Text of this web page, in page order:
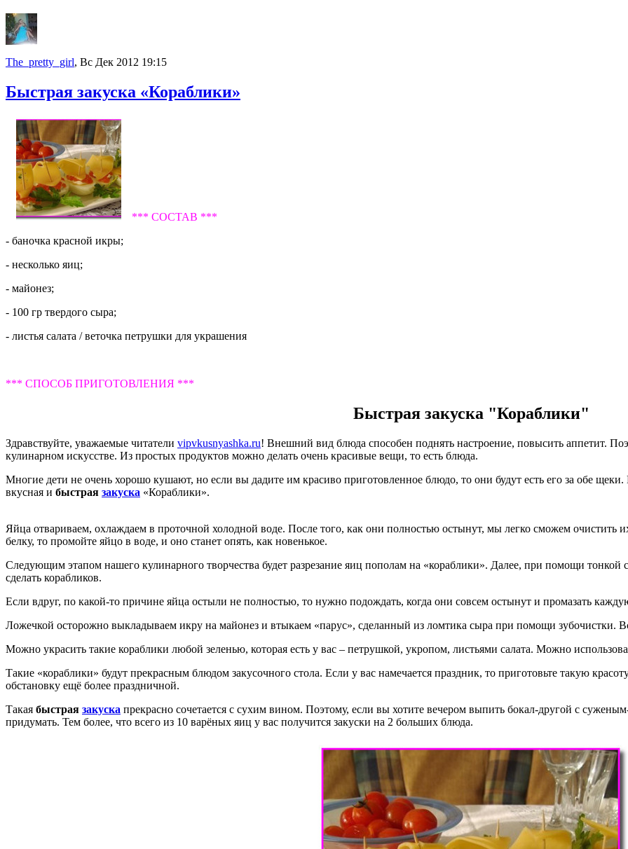
The_pretty_girl, Вс Дек 2012 19:15
Быстрая закуска «Кораблики»
*** СОСТАВ ***
- баночка красной икры;
- несколько яиц;
- майонез;
- 100 гр твердого сыра;
- листья салата / веточка петрушки для украшения
*** СПОСОБ ПРИГОТОВЛЕНИЯ ***
Быстрая закуска "Кораблики"
Здравствуйте, уважаемые читатели vipvkusnyashka.ru! Внешний вид блюда способен поднять настроение, повысить аппетит.
кулинарном искусстве. Из простых продуктов можно делать очень красивые вещи, то есть блюда.
Многие дети не очень хорошо кушают, но если вы дадите им красиво приготовленное блюдо, то они будут есть его за обе
вкусная и быстрая закуска «Кораблики».
Яйца отвариваем, охлаждаем в проточной холодной воде. После того, как они полностью остынут, мы легко сможем очистить
белку, то промойте яйцо в воде, и оно станет опять, как новенькое.
Следующим этапом нашего кулинарного творчества будет разрезание яиц пополам на «кораблики». Далее, при помощи тонкой
сделать корабликов.
Если вдруг, по какой-то причине яйца остыли не полностью, то нужно подождать, когда они совсем остынут и промазать
Ложечкой осторожно выкладываем икру на майонез и втыкаем «парус», сделанный из ломтика сыра при помощи зубочистки.
Можно украсить такие кораблики любой зеленью, которая есть у вас – петрушкой, укропом, листьями салата. Можно
Такие «кораблики» будут прекрасным блюдом закусочного стола. Если у вас намечается праздник, то приготовьте такую
обстановку ещё более праздничной.
Такая быстрая закуска прекрасно сочетается с сухим вином. Поэтому, если вы хотите вечером выпить бокал-другой с
придумать. Тем более, что всего из 10 варёных яиц у вас получится закуски на 2 больших блюда.